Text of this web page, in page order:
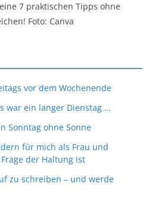
7 praktischen Tipps ohne
Foto: Canva
vor dem Wochenende
war ein langer Dienstag …
Sonntag ohne Sonne
für mich als Frau und
der Haltung ist
zu schreiben – und werde